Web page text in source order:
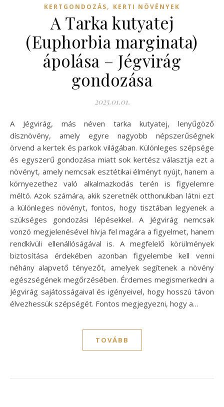
KERTGONDOZÁS, KERTI NÖVÉNYEK
A Tarka kutyatej
(Euphorbia marginata)
ápolása – Jégvirág
gondozása
2025.01.01.
A Jégvirág, más néven tarka kutyatej, lenyűgöző
dísznövény, amely egyre nagyobb népszerűségnek
örvend a kertek és parkok világában. Különleges szépsége
és egyszerű gondozása miatt sok kertész választja ezt a
növényt, amely nemcsak esztétikai élményt nyújt, hanem a
környezethez való alkalmazkodás terén is figyelemre
méltó. Azok számára, akik szeretnék otthonukban látni ezt
a különleges növényt, fontos, hogy tisztában legyenek a
szükséges gondozási lépésekkel. A Jégvirág nemcsak
vonzó megjelenésével hívja fel magára a figyelmet, hanem
rendkívüli ellenállóságával is. A megfelelő körülmények
biztosítása érdekében azonban figyelembe kell venni
néhány alapvető tényezőt, amelyek segítenek a növény
egészségének megőrzésében. Érdemes megismerkedni a
Jégvirág sajátosságaival és igényeivel, hogy hosszú távon
élvezhessük szépségét. Fontos megjegyezni, hogy a…
TOVÁBB